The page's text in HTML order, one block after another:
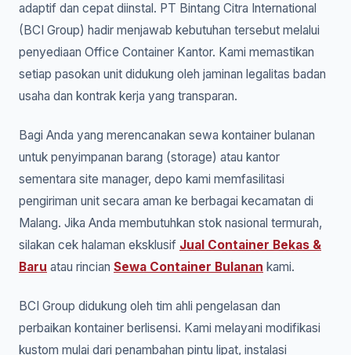
adaptif dan cepat diinstal. PT Bintang Citra International
(BCI Group) hadir menjawab kebutuhan tersebut melalui
penyediaan Office Container Kantor. Kami memastikan
setiap pasokan unit didukung oleh jaminan legalitas badan
usaha dan kontrak kerja yang transparan.
Bagi Anda yang merencanakan sewa kontainer bulanan
untuk penyimpanan barang (storage) atau kantor
sementara site manager, depo kami memfasilitasi
pengiriman unit secara aman ke berbagai kecamatan di
Malang. Jika Anda membutuhkan stok nasional termurah,
silakan cek halaman eksklusif Jual Container Bekas &
Baru atau rincian Sewa Container Bulanan kami.
BCI Group didukung oleh tim ahli pengelasan dan
perbaikan kontainer berlisensi. Kami melayani modifikasi
kustom mulai dari penambahan pintu lipat, instalasi